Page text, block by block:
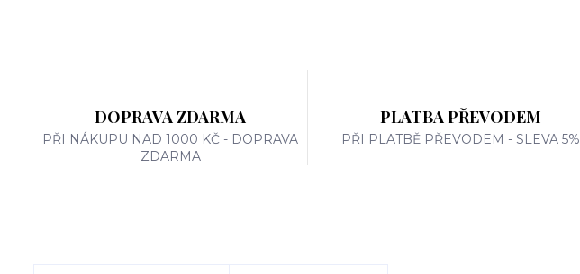
DOPRAVA ZDARMA
PŘI NÁKUPU NAD 1000 KČ - DOPRAVA
ZDARMA
PLATBA PŘEVODEM
PŘI PLATBĚ PŘEVODEM - SLEVA 5%